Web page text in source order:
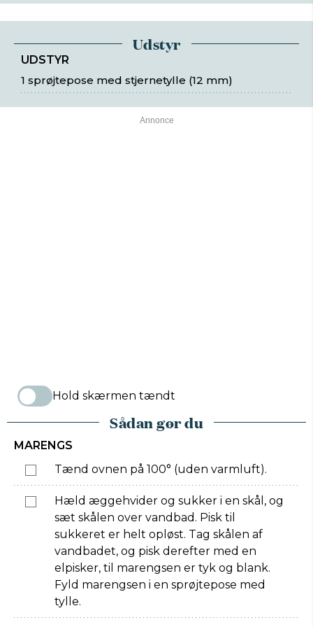
Udstyr
UDSTYR
1 sprøjtepose med stjernetylle (12 mm)
Hold skærmen tændt
Sådan gør du
MARENGS
Tænd ovnen på 100° (uden varmluft).
Hæld æggehvider og sukker i en skål, og
sæt skålen over vandbad. Pisk til
sukkeret er helt opløst. Tag skålen af
vandbadet, og pisk derefter med en
elpisker, til marengsen er tyk og blank.
Fyld marengsen i en sprøjtepose med
tylle.